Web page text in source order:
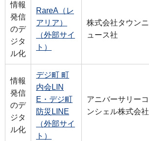
情報
発信
のデ
ジタ
ル化
RareA（レ
アリア）
（外部サイ
ト）
株式会社タウンニ
ュース社
情報
発信
のデ
ジタ
ル化
デジ町 町
内会LIN
E・デジ町
防災LINE
（外部サイ
ト）
アニバーサリーコ
ンシェル株式会社